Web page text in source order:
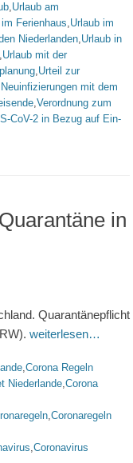
,Urlaub am
Ferienhaus,Urlaub im
Niederlanden,Urlaub in
,Urlaub mit der
,Urteil zur
mit dem
,Verordnung zum
CoV-2 in Bezug auf Ein-
in
Quarantänepflicht
weiterlesen…
,Corona Regeln
Niederlande,Corona
,Coronaregeln
,Coronavirus